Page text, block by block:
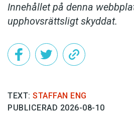
Innehållet på denna
upphovsrättsligt skyddat.
TEXT: STAFFAN ENG
PUBLICERAD 2026-08-10